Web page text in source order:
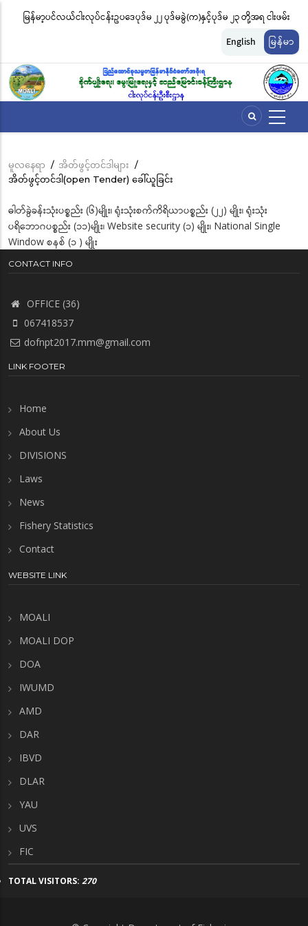
အဓိက
အကြောင်းအရာ
မည်
မြန်မာ့ပင်လယ်ငါးလုပ်ငန်းဥပဒေပုဒ်မ ၂၂ ပုဒ်မခွဲ(က)နှင့်ပုဒ်မ ၂၃ တို့အရ ငါးဖမ်း
ကိရိယာအမျိုးအစားအလိုက် လိုင်စင်ခနှုန်းထားများကို အောက်ပါအတိုင်း
မ
English မြန်မာ
Breadcrumb
မူလနေရာ / အိတ်ဖွင့်တင်ဒါများ /
အိတ်ဖွင့်တင်ဒါ(open Tender) ခေါ်ယူခြင်း
ဓါတ်ခွဲခန်းသုံးပစ္စည်း (၆)မျိုး၊ ရုံးသုံးစက်ကိရိယာပစ္စည်း (၂၂) မျိုး၊ ရုံးသုံး
ပရိဘောဂပစ္စည်း (၁၁)မျိုး၊ Website security (၁) မျိုး၊ National Single
Window စနစ် (၁ ) မျိုး
CONTACT INFO
OFFICE (36)
067418537
dofnpt2017.mm@gmail.com
LINK FOOTER
Home
About Us
DIVISIONS
Laws
News
Fishery Statistics
Contact
WEBSITE LINK
MOALI
MOALI DOP
DOA
IWUMD
AMD
DAR
IBVD
DLAR
YAU
UVS
FIC
TOTAL VISITORS: 270